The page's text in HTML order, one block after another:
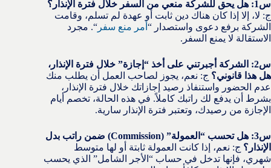
س1: هل يحق للشركة منعي من السفر خلال فترة الإنذار؟
ج: لا، إلا إذا كان هناك دين ثابت أو عهدة لم تسلم، وقامت
الشركة برفع دعوى واستصدار “ أمر منع سفر “. مجرد
الاستقالة لا يمنع السفر.
س2: الشركة أجبرتني على أخذ “إجازة” خلال فترة الإنذار،
هل هذا قانوني؟ ج: نعم، يجوز لصاحب العمل أن يطلب منك
عدم الحضور واستنفاذ رصيد إجازاتك خلال فترة الإنذار،
بشرط أن يدفع لك راتبك كاملاً. في هذه الحالة، تخصم أيام
الإجازة من رصيدك، وتعتبر فترة الإنذار سارية.
س3: هل تحسب “العمولة” (Commission) ضمن راتب بدل
الإنذار؟ ج: نعم، إذا كانت العمولة ثابتة أو لها متوسط
شهري، فإنها تدخل في حساب “الأجر الشامل” الذي يحسب